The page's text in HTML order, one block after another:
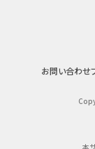
お問い合わせ
本